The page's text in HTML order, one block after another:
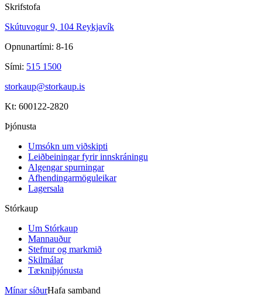
Skrifstofa
Skútuvogur 9, 104 Reykjavík
Opnunartími: 8-16
Sími: 515 1500
storkaup@storkaup.is
Kt: 600122-2820
Þjónusta
Umsókn um viðskipti
Leiðbeiningar fyrir innskráningu
Algengar spurningar
Afhendingarmöguleikar
Lagersala
Stórkaup
Um Stórkaup
Mannauður
Stefnur og markmið
Skilmálar
Tækniþjónusta
Mínar síðurHafa samband